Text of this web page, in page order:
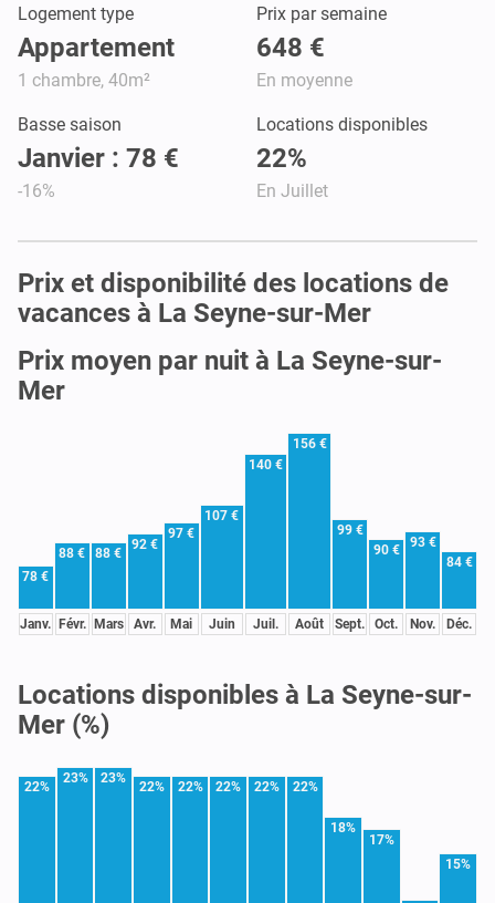
Logement type
Appartement
1 chambre, 40m²
Prix par semaine
648 €
En moyenne
Basse saison
Janvier : 78 €
-16%
Locations disponibles
22%
En Juillet
Prix et disponibilité des locations de
vacances à La Seyne-sur-Mer
Prix moyen par nuit à La Seyne-sur-
Mer
78 €
Janv.
88 €
Févr.
88 €
Mars
92 €
Avr.
97 €
Mai
107 €
Juin
140 €
Juil.
156 €
Août
99 €
Sept.
90 €
Oct.
93 €
Nov.
84 €
Déc.
Locations disponibles à La Seyne-sur-
Mer (%)
22%
23% 23%
22% 22% 22% 22% 22%
18%
17%
15%